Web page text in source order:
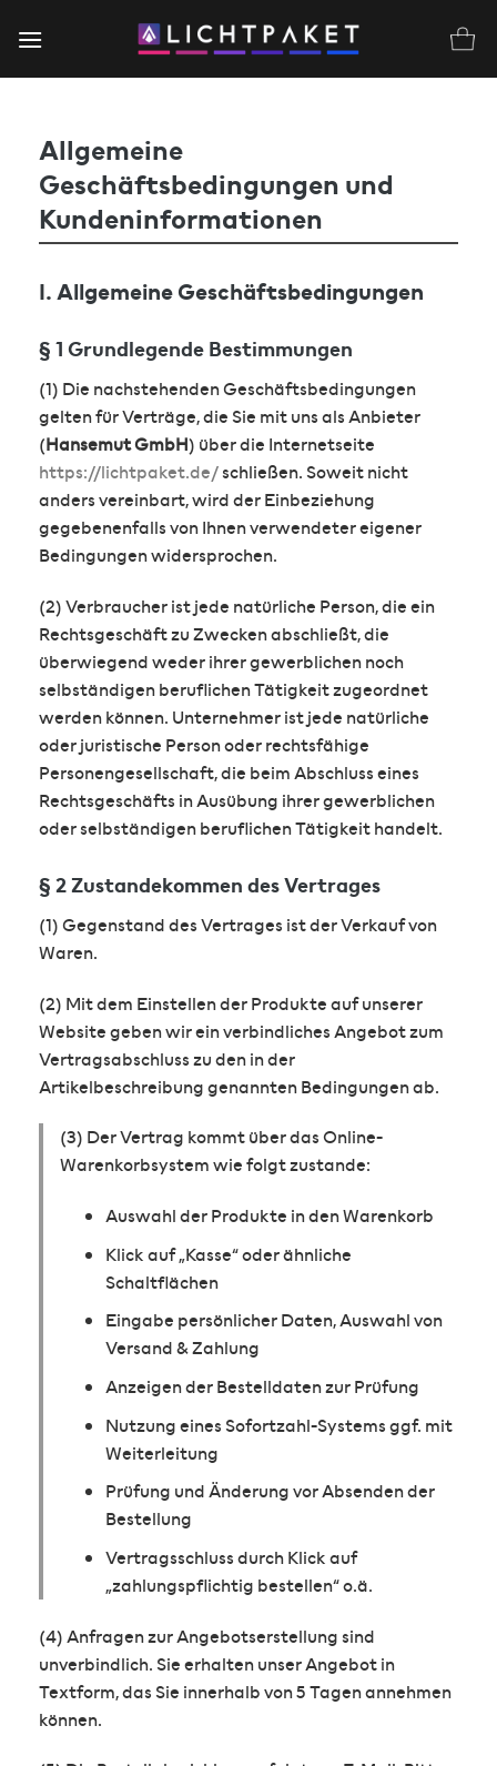
Inhalt
Allgemeine
Geschäftsbedingungen und
Kundeninformationen
I. Allgemeine Geschäftsbedingungen
§ 1 Grundlegende Bestimmungen
(1) Die nachstehenden Geschäftsbedingungen
gelten für Verträge, die Sie mit uns als Anbieter
(Hansemut GmbH) über die Internetseite
https://lichtpaket.de/schließen. Soweit nicht
anders vereinbart, wird der Einbeziehung
gegebenenfalls von Ihnen verwendeter eigener
Bedingungen widersprochen.
(2) Verbraucher ist jede natürliche Person, die ein
Rechtsgeschäft zu Zwecken abschließt, die
überwiegend weder ihrer gewerblichen noch
selbständigen beruflichen Tätigkeit zugeordnet
werden können. Unternehmer ist jede natürliche
oder juristische Person oder rechtsfähige
Personengesellschaft, die beim Abschluss eines
Rechtsgeschäfts in Ausübung ihrer gewerblichen
oder selbständigen beruflichen Tätigkeit handelt.
§ 2 Zustandekommen des Vertrages
(1) Gegenstand des Vertrages ist der Verkauf von
Waren.
(2) Mit dem Einstellen der Produkte auf unserer
Website geben wir ein verbindliches Angebot zum
Vertragsabschluss zu den in der
Artikelbeschreibung genannten Bedingungen ab.
(3) Der Vertrag kommt über das Online-
Warenkorbsystem wie folgt zustande:
Auswahl der Produkte in den Warenkorb
Klick auf „Kasse“ oder ähnliche
Schaltflächen
Eingabe persönlicher Daten, Auswahl von
Versand & Zahlung
Anzeigen der Bestelldaten zur Prüfung
Nutzung eines Sofortzahl-Systems ggf. mit
Weiterleitung
Prüfung und Änderung vor Absenden der
Bestellung
Vertragsschluss durch Klick auf
„zahlungspflichtig bestellen“ o.ä.
(4) Anfragen zur Angebotserstellung sind
unverbindlich. Sie erhalten unser Angebot in
Textform, das Sie innerhalb von 5 Tagen annehmen
können.